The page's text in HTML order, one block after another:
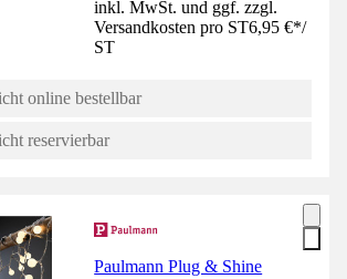
inkl. MwSt. und ggf. zzgl.
Versandkosten pro ST6,95 €*/
ST
online bestellbar
reservierbar
Paulmann Plug & Shine